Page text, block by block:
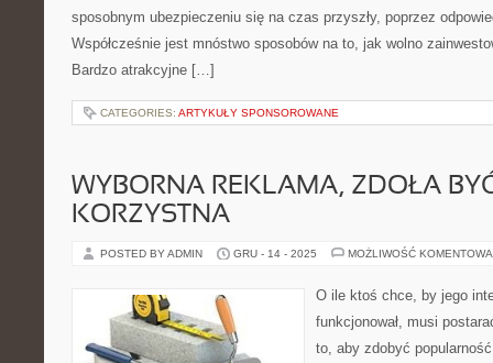
sposobnym ubezpieczeniu się na czas przyszły, poprzez
Współcześnie jest mnóstwo sposobów na to, jak wolno
Bardzo atrakcyjne […]
CATEGORIES: ARTYKUŁY SPONSOROWANE
WYBORNA REKLAMA, ZDOŁA
KORZYSTNA
POSTED BY ADMIN GRU - 14 - 2025 MOŻLIWOŚĆ
O ile ktoś chce, by jego
funkcjonował, musi
to, aby zdobyć